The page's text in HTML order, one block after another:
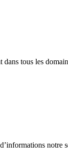
tous les
notre